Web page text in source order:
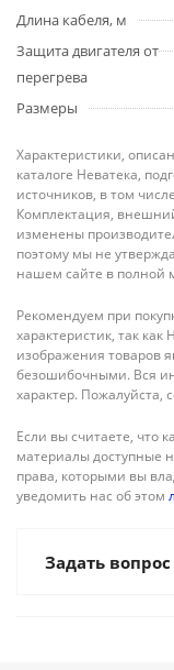
Длина кабеля, м
Защита двигателя от
перегрева
Размеры
Характеристики,
каталоге Неватека,
источников, в том
Комплектация,
изменены
поэтому мы не
нашем сайте в полной
Рекомендуем при
характеристик, так
изображения товаров
безошибочными. Вся
характер. Пожалуйста,
Если вы считаете, что
материалы доступные
права, которыми вы
уведомить нас об этом
Задать вопрос